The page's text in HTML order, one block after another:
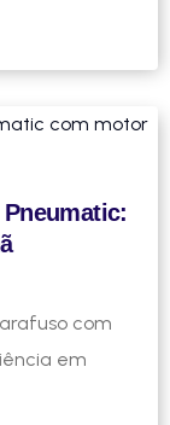
com
em